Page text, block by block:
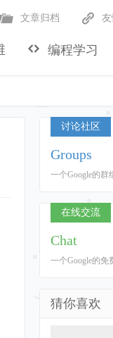
编程学习
文章归档
讨论社区
Groups
一个Google的群
在线交流
Chat
一个Google的免
猜你喜欢